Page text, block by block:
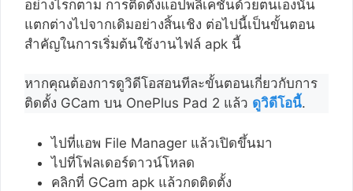
อย่างไรก็ตาม การติดตั้งแอปพลิเคชันด้วยตนเองนั้น
แตกต่างไปจากเดิมอย่างสิ้นเชิง ต่อไปนี้เป็นขั้นตอน
สำคัญในการเริ่มต้นใช้งานไฟล์ apk นี้
หากคุณต้องการดูวิดีโอสอนทีละขั้นตอนเกี่ยวกับการ
ติดตั้ง GCam บน OnePlus Pad 2 แล้ว ดูวิดีโอนี้.
ไปที่แอพ File Manager แล้วเปิดขึ้นมา
ไปที่โฟลเดอร์ดาวน์โหลด
คลิกที่ GCam apk แล้วกดติดตั้ง